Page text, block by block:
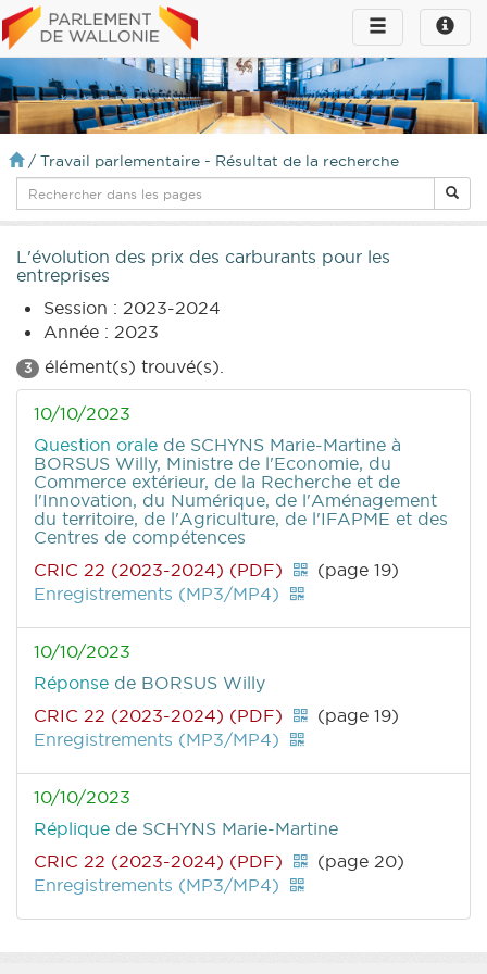
Toggle
infos
Toggle
navigation
/ Travail parlementaire - Résultat de la recherche
L'évolution des prix des carburants pour les
entreprises
Session : 2023-2024
Année : 2023
3 élément(s) trouvé(s).
10/10/2023
Question orale de SCHYNS Marie-Martine à
BORSUS Willy, Ministre de l'Economie, du
Commerce extérieur, de la Recherche et de
l'Innovation, du Numérique, de l'Aménagement
du territoire, de l'Agriculture, de l'IFAPME et des
Centres de compétences
CRIC 22 (2023-2024) (PDF)
(page 19)
Enregistrements (MP3/MP4)
10/10/2023
Réponse de BORSUS Willy
CRIC 22 (2023-2024) (PDF)
(page 19)
Enregistrements (MP3/MP4)
10/10/2023
Réplique de SCHYNS Marie-Martine
CRIC 22 (2023-2024) (PDF)
(page 20)
Enregistrements (MP3/MP4)